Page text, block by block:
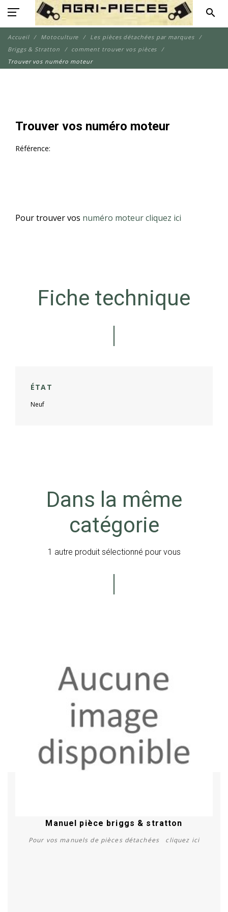
search
Accueil Motoculture
Les pièces détachées par marques
Briggs & Stratton
comment trouver vos pièces
Trouver vos numéro moteur
Trouver vos numéro moteur
Référence:
Pour trouver vos numéro moteurcliquez ici
Fiche technique
ÉTAT
Neuf
Dans la même
catégorie
1 autre produit sélectionné pour vous
Manuel pièce briggs & stratton
Pour vos manuels de pièces détachées cliquez ici